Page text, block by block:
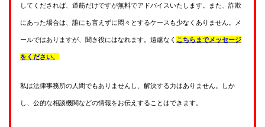
してくだされば、道筋だけですが無料でアドバイスいたします。また、詐欺
にあった場合は、誰にも言えずに悶々とするケースも少なくありません。メ
ールではありますが、聞き役にはなれます。遠慮なく こちらまでメッセージ
をください。
私は法律事務所の人間でもありませんし、解決する力はありません。しか
し、公的な相談機関などの情報をお伝えすることはできます。